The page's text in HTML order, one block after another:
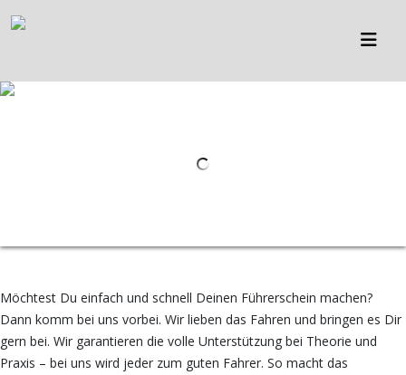
Möchtest Du einfach und schnell Deinen Führerschein machen?
Dann komm bei uns vorbei. Wir lieben das Fahren und bringen es Dir
gern bei. Wir garantieren die volle Unterstützung bei Theorie und
Praxis – bei uns wird jeder zum guten Fahrer. So macht das